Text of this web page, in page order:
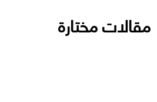
مقالات مختارة